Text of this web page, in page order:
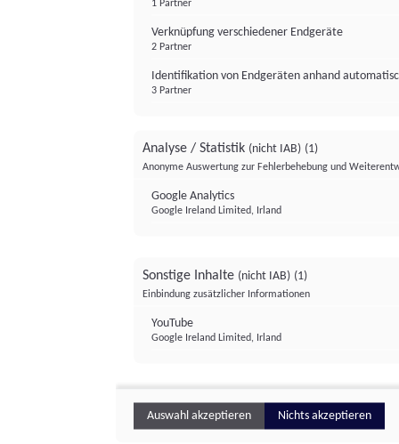
1 Partner
Verknüpfung verschiedener Endgeräte
2 Partner
Identifikation von Endgeräten anhand
3 Partner
Analyse / Statistik (nicht IAB) (1)
Anonyme Auswertung zur Fehlerbehebung und
Google Analytics
Google Ireland Limited, Irland
Sonstige Inhalte (nicht IAB) (1)
Einbindung zusätzlicher Informationen
YouTube
Google Ireland Limited, Irland
Auswahl akzeptieren Nichts akzeptieren